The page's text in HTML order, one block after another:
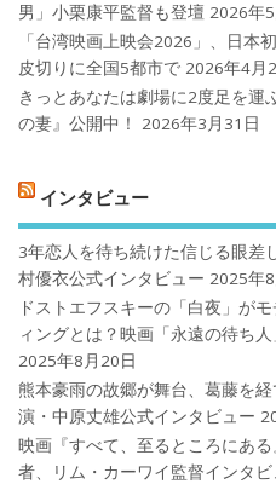
男」小栗康平監督も登壇 2026年
「台湾映画上映会2026」、日本
皮切りに全国5都市で 2026年4月
きっとあなたは劇場に2度足を
の妻』公開中！
2026年3月31日
インタビュー
3年恋人を待ち続けた信じる眼差
村優衣公式インタビュー 2025年
ドストエフスキーの「白夜」が
ィングとは？映画「永遠の待ち
2025年8月20日
熊本豪雨の故郷が舞台、葛藤を
演・中原丈雄公式インタビュー
映画『すべて、至るところにあ
者、リム・カーワイ監督インタビ